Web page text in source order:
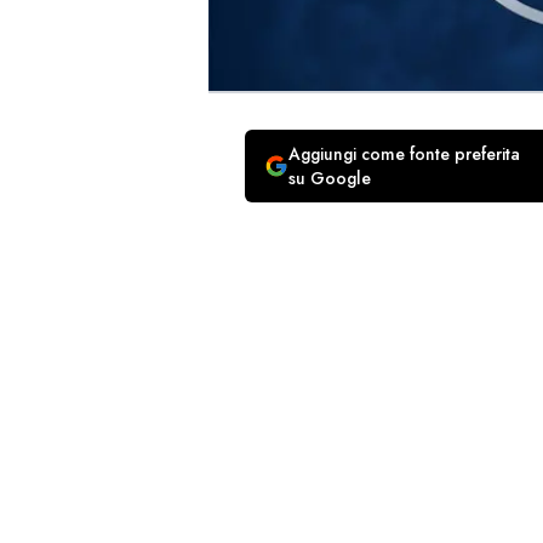
Aggiungi come fonte preferita
su Google